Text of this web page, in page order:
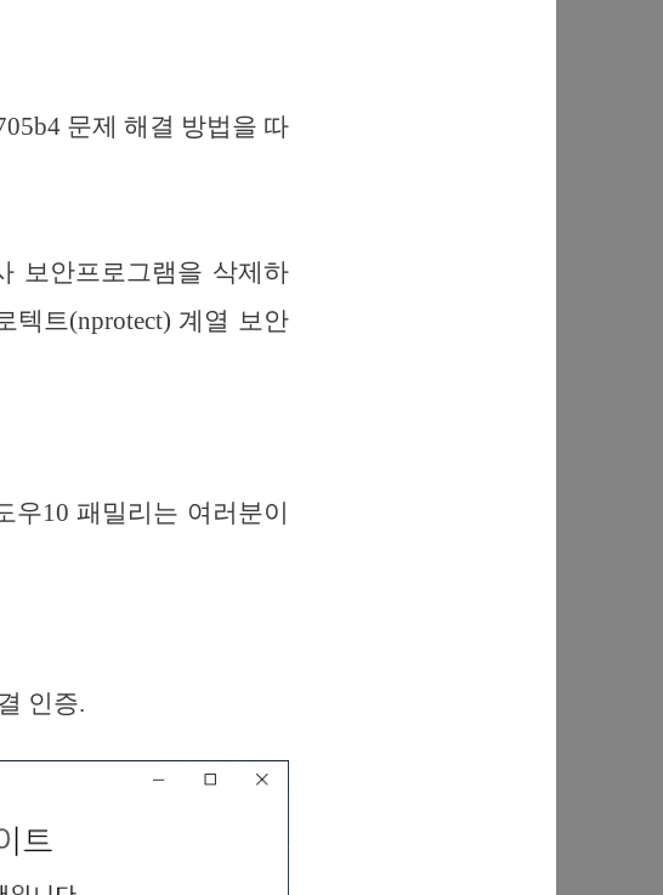
문제 해결 방법을 따
보안프로그램을 삭제하
텍트(nprotect) 계열 보안
우10 패밀리는 여러분이
인증.